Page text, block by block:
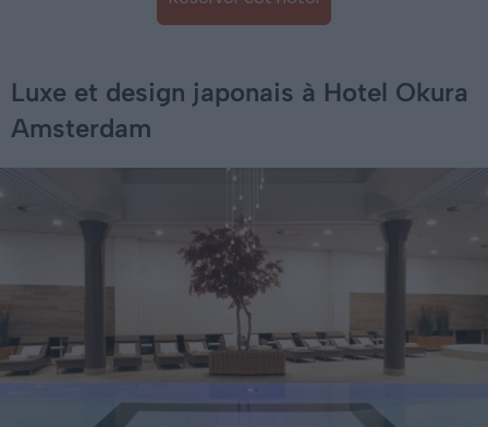
Luxe et design japonais à Hotel Okura
Amsterdam